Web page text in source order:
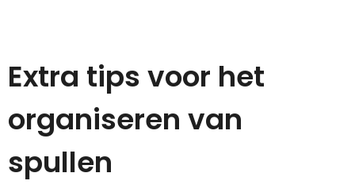
Extra tips voor het
organiseren van
spullen